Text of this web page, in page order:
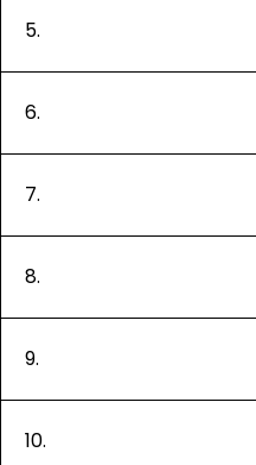
5.
6.
7.
8.
9.
10.